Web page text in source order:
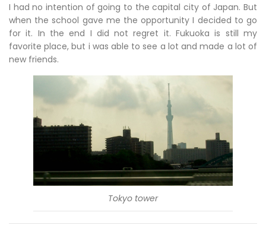
I had no intention of going to the capital city of Japan. But
when the school gave me the opportunity I decided to go
for it. In the end I did not regret it. Fukuoka is still my
favorite place, but i was able to see a lot and made a lot of
new friends.
Tokyo tower